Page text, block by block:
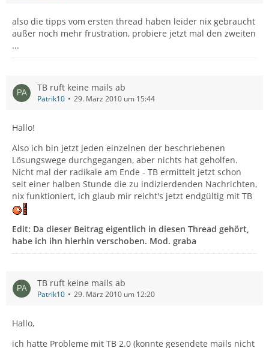
also die tipps vom ersten thread haben leider nix gebraucht
außer noch mehr frustration, probiere jetzt mal den zweiten
...
TB ruft keine mails ab
Patrik10 29. März 2010 um 15:44
Hallo!
Also ich bin jetzt jeden einzelnen der beschriebenen
Lösungswege durchgegangen, aber nichts hat geholfen.
Nicht mal der radikale am Ende - TB ermittelt jetzt schon
seit einer halben Stunde die zu indizierdenden Nachrichten,
nix funktioniert, ich glaub mir reicht's jetzt endgültig mit TB
Edit: Da dieser Beitrag eigentlich in diesen Thread gehört,
habe ich ihn hierhin verschoben. Mod. graba
TB ruft keine mails ab
Patrik10 29. März 2010 um 12:20
Hallo,
ich hatte Probleme mit TB 2.0 (konnte gesendete mails nicht